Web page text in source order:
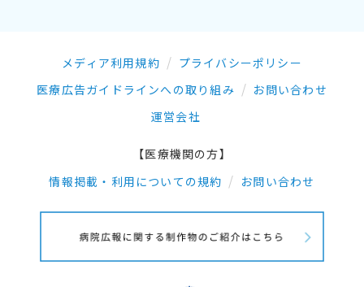
メディア利用規約
プライバシーポリシー
医療広告ガイドラインへの取り組み
お問い合わせ
運営会社
【医療機関の方】
情報掲載・利用についての規約
お問い合わせ